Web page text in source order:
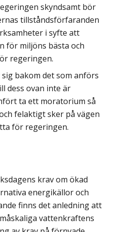
skyndsamt bör
tillståndsförfaranden
i syfte att
för miljöns bästa och
regeringen.
bakom det som anförs
dess ovan inte är
ta ett moratorium så
felaktigt sker på vägen
för regeringen.
krav om ökad
energikällor och
finns det anledning att
vattenkraftens